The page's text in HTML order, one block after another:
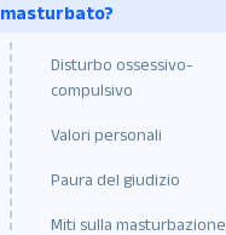
masturbato?
Disturbo ossessivo-
compulsivo
Valori personali
Paura del giudizio
Miti sulla masturbazione